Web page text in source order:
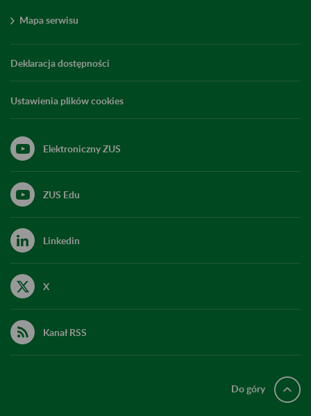
Mapa serwisu
Deklaracja dostępności
Ustawienia plików cookies
Elektroniczny ZUS
ZUS Edu
Linkedin
X
Kanał RSS
Do góry